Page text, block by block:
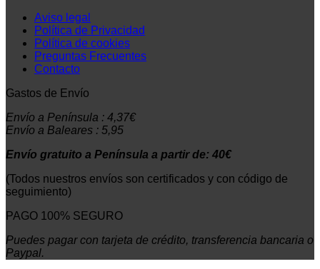
Aviso legal
Política de Privacidad
Política de cookies
Preguntas Frecuentes
Contacto
Gastos de Envío
Envío a Península : 4,37€
Envío a Baleares : 5,95
Envío gratuito a Península a partir de: 40€
(Todos nuestros envíos son certificados y con código de
seguimiento)
PAGO 100% SEGURO
Puedes pagar con tarjeta de crédito, transferencia bancaria o
Paypal.